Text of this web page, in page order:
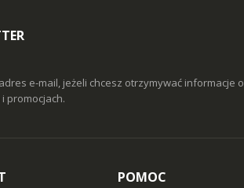
e-mail, jeżeli chcesz otrzymywać informacje o
promocjach.
POMOC